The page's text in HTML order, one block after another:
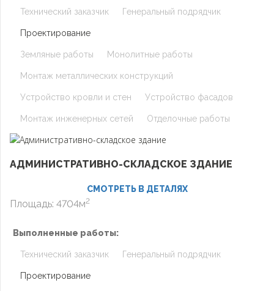
Технический заказчик Генеральный подрядчик
Проектирование
Земляные работы Монолитные работы
Монтаж металлических конструкций
Устройство кровли и стен Устройство фасадов
Монтаж инженерных сетей Отделочные работы
АДМИНИСТРАТИВНО-СКЛАДСКОЕ ЗДАНИЕ
СМОТРЕТЬ В ДЕТАЛЯХ
Площадь: 4704м2
Выполненные работы:
Технический заказчик Генеральный подрядчик
Проектирование